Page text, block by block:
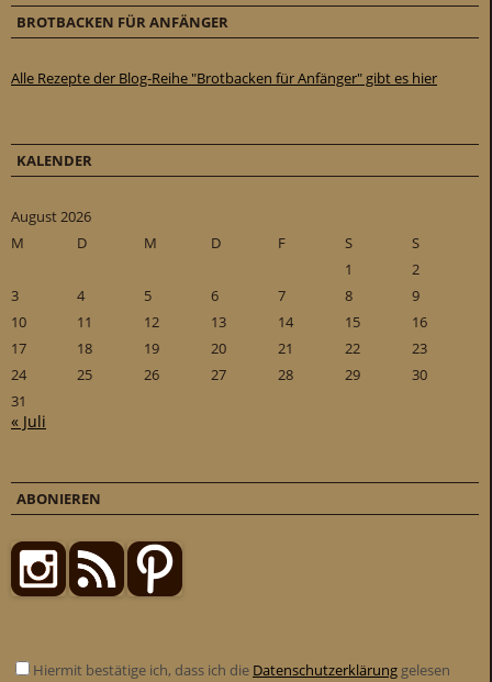
BROTBACKEN FÜR ANFÄNGER
Alle Rezepte der Blog-Reihe "Brotbacken für Anfänger" gibt es hier
KALENDER
August 2026
M
D M D F S
S
1
2
3
4 5 6 7 8
9
10
11 12 13 14 15
16
17
18 19 20 21 22
23
24
25 26 27 28 29
30
31
« Juli
ABONIEREN
Hiermit bestätige ich, dass ich die Datenschutzerklärung gelesen